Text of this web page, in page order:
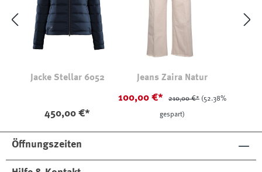
Jacke Stellar 6052
450,00 €*
Jeans Zaira Natur
100,00 €* 210,00 €* (52.38%
gespart)
Öffnungszeiten